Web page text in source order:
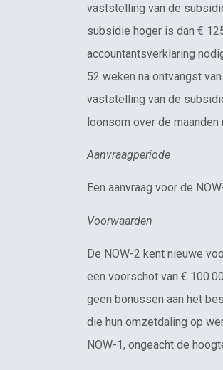
vaststelling van de
subsidie hoger is dan €
accountantsverklaring
52 weken na ontvangst
vaststelling van de
loonsom over de
Aanvraagperiode
Een aanvraag voor de
Voorwaarden
De NOW-2 kent nieuwe
een voorschot van €
geen bonussen aan het
die hun omzetdaling op
NOW-1, ongeacht de